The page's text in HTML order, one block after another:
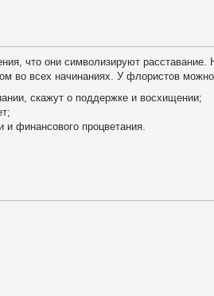
что они символизируют
во всех начинаниях. У флористов
скажут о поддержке и восхищении;
финансового процветания.